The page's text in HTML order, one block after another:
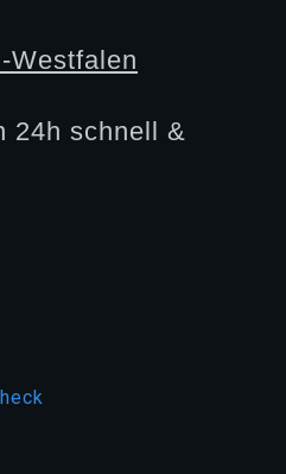
Westfalen
24h schnell &